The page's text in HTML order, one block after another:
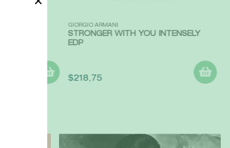
Vista rápida
GIORGIO ARMANI
STRONGER WITH YOU INTENSELY
EDP
$218,75
✕